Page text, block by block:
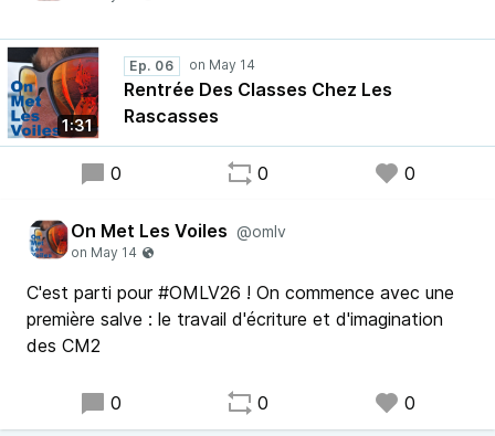
1:31
Ep. 06
Rentrée Des Classes Chez Les
Rascasses
0 0 0
On Met Les Voiles @omlv
C'est parti pour #OMLV26 ! On commence avec une
première salve : le travail d'écriture et d'imagination
des CM2
0 0 0